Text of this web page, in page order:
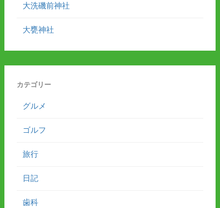
大洗磯前神社
大甕神社
カテゴリー
グルメ
ゴルフ
旅行
日記
歯科